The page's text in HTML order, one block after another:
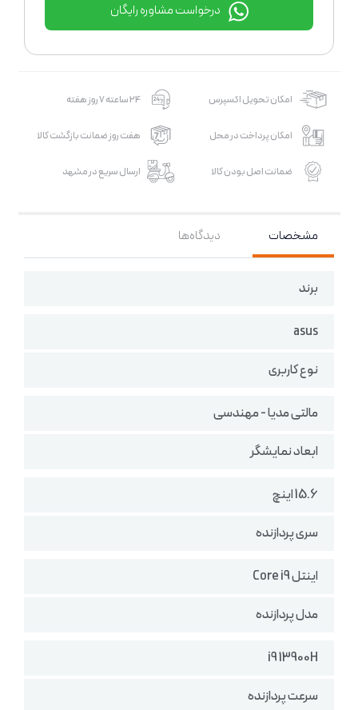
درخواست مشاوره رایگان
امکان تحویل اکسپرس 24 ساعته 7 روز هفته
امکان پرداخت در محل هفت روز ضمانت بازگشت کالا
ضمانت اصل بودن کالا ارسال سریع در مشهد
مشخصات دیدگاه‌ها
برند
asus
نوع کاربری
مالتی مدیا - مهندسی
ابعاد نمایشگر
15.6 اینچ
سری پردازنده
اینتل Core i9
مدل پردازنده
i9 13900H
سرعت پردازنده